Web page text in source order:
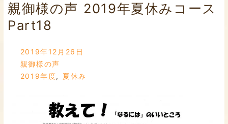
親御様の声 2019年夏休みコース
Part18
2019年12月26日
親御様の声
2019年度, 夏休み